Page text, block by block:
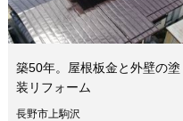
築50年。屋根板金と外壁の塗
装リフォーム
長野市上駒沢